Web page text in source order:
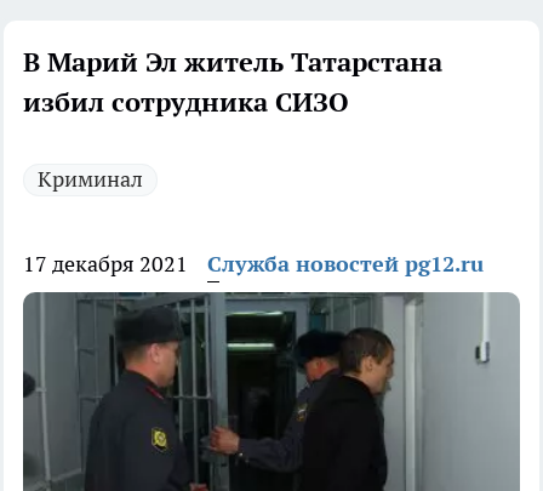
В Марий Эл житель Татарстана
избил сотрудника СИЗО
Криминал
17 декабря 2021 Служба новостей pg12.ru